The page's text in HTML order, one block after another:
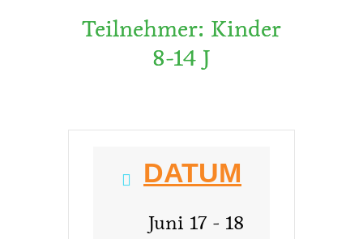
Teilnehmer: Kinder
8-14 J
DATUM
Juni 17 - 18